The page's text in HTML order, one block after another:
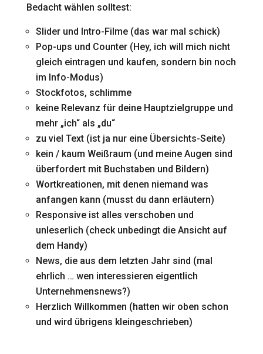
Bedacht wählen solltest:
Slider und Intro-Filme (das war mal schick)
Pop-ups und Counter (Hey, ich will mich nicht
gleich eintragen und kaufen, sondern bin noch
im Info-Modus)
Stockfotos, schlimme
keine Relevanz für deine Hauptzielgruppe und
mehr „ich“ als „du“
zu viel Text (ist ja nur eine Übersichts-Seite)
kein / kaum Weißraum (und meine Augen sind
überfordert mit Buchstaben und Bildern)
Wortkreationen, mit denen niemand was
anfangen kann (musst du dann erläutern)
Responsive ist alles verschoben und
unleserlich (check unbedingt die Ansicht auf
dem Handy)
News, die aus dem letzten Jahr sind (mal
ehrlich … wen interessieren eigentlich
Unternehmensnews?)
Herzlich Willkommen (hatten wir oben schon
und wird übrigens kleingeschrieben)